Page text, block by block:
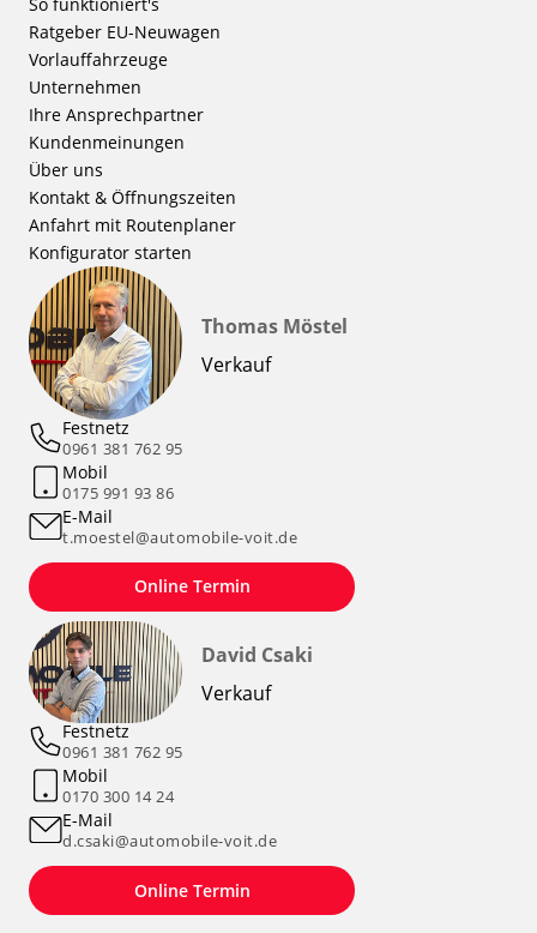
Ratgeber EU-Neuwagen
Vorlauffahrzeuge
Unternehmen
Ihre Ansprechpartner
Kundenmeinungen
Über uns
Kontakt & Öffnungszeiten
Anfahrt mit Routenplaner
Konfigurator starten
Thomas Möstel
Verkauf
Festnetz
0961 381 762 95
Mobil
0175 991 93 86
E-Mail
t.moestel@automobile-voit.de
Online Termin
David Csaki
Verkauf
Festnetz
0961 381 762 95
Mobil
0170 300 14 24
E-Mail
d.csaki@automobile-voit.de
Online Termin